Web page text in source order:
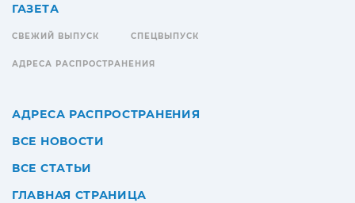
ГАЗЕТА
СВЕЖИЙ ВЫПУСК СПЕЦВЫПУСК
АДРЕСА РАСПРОСТРАНЕНИЯ
АДРЕСА РАСПРОСТРАНЕНИЯ
ВСЕ НОВОСТИ
ВСЕ СТАТЬИ
ГЛАВНАЯ СТРАНИЦА